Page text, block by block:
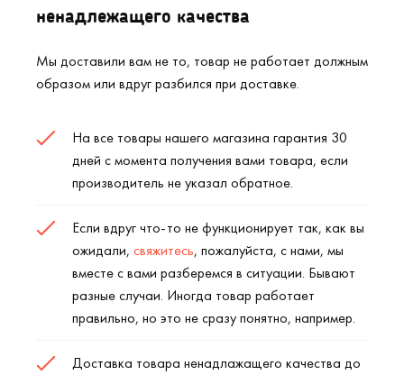
ненадлежащего качества
Мы доставили вам не то, товар не работает должным
образом или вдруг разбился при доставке.
На все товары нашего магазина гарантия 30
дней с момента получения вами товара, если
производитель не указал обратное.
Если вдруг что-то не функционирует так, как вы
ожидали, свяжитесь, пожалуйста, с нами, мы
вместе с вами разберемся в ситуации. Бывают
разные случаи. Иногда товар работает
правильно, но это не сразу понятно, например.
Доставка товара ненадлажащего качества до